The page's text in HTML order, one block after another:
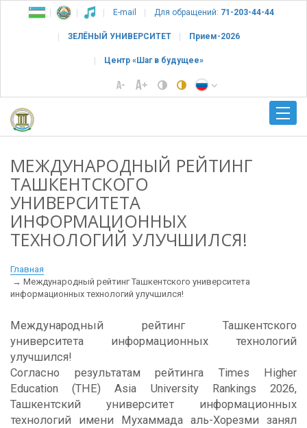
E-mail Для обращений: 71-203-44-44
ЗЕЛЁНЫЙ УНИВЕРСИТЕТ Прием-2026
Центр «Шаг в будущее»
МЕЖДУНАРОДНЫЙ РЕЙТИНГ
ТАШКЕНТСКОГО
УНИВЕРСИТЕТА
ИНФОРМАЦИОННЫХ
ТЕХНОЛОГИЙ УЛУЧШИЛСЯ!
Главная
Международный рейтинг Ташкентского университета
информационных технологий улучшился!
Международный рейтинг Ташкентского
университета информационных технологий
улучшился!
Согласно результатам рейтинга Times Higher
Education (THE) Asia University Rankings 2026,
Ташкентский университет информационных
технологий имени Мухаммада аль-Хорезми занял